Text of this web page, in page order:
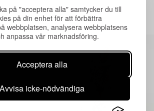
på "acceptera alla" samtycker du till
på din enhet för att förbättra
webbplatsen, analysera webbplatsens
anpassa vår marknadsföring.
Acceptera alla
Avvisa icke-nödvändiga